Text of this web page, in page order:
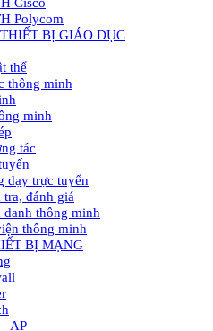
Polycom
THIẾT BỊ GIÁO DỤC
thể
thông minh
minh
tác
dạy trực tuyến
đánh giá
thông minh
thông minh
BỊ MẠNG
AP